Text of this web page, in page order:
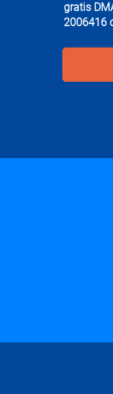
gratis
2006416